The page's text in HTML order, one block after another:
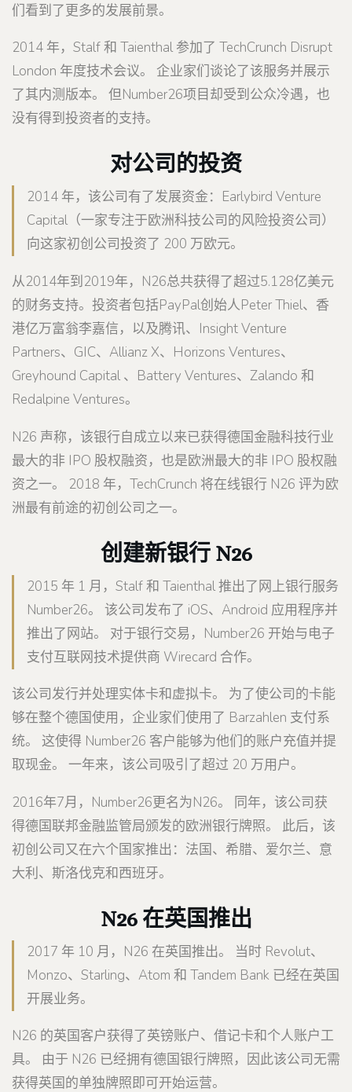
们看到了更多的发展前景。
2014 年，Stalf 和 Taienthal 参加了 TechCrunch Disrupt
London 年度技术会议。 企业家们谈论了该服务并展示
了其内测版本。 但Number26项目却受到公众冷遇，也
没有得到投资者的支持。
对公司的投资
2014 年，该公司有了发展资金：Earlybird Venture
Capital（一家专注于欧洲科技公司的风险投资公司）
向这家初创公司投资了 200 万欧元。
从2014年到2019年，N26总共获得了超过5.128亿美元
的财务支持。投资者包括PayPal创始人Peter Thiel、香
港亿万富翁李嘉信，以及腾讯、Insight Venture
Partners、GIC、Allianz X、Horizo​​ns Ventures、
Greyhound Capital 、Battery Ventures、Zalando 和
Redalpine Ventures。
N26 声称，该银行自成立以来已获得德国金融科技行业
最大的非 IPO 股权融资，也是欧洲最大的非 IPO 股权融
资之一。 2018 年，TechCrunch 将在线银行 N26 评为欧
洲最有前途的初创公司之一。
创建新银行 N26
2015 年 1 月，Stalf 和 Taienthal 推出了网上银行服务
Number26。 该公司发布了 iOS、Android 应用程序并
推出了网站。 对于银行交易，Number26 开始与电子
支付互联网技术提供商 Wirecard 合作。
该公司发行并处理实体卡和虚拟卡。 为了使公司的卡能
够在整个德国使用，企业家们使用了 Barzahlen 支付系
统。 这使得 Number26 客户能够为他们的账户充值并提
取现金。 一年来，该公司吸引了超过 20 万用户。
2016年7月，Number26更名为N26。 同年，该公司获
得德国联邦金融监管局颁发的欧洲银行牌照。 此后，该
初创公司又在六个国家推出：法国、希腊、爱尔兰、意
大利、斯洛伐克和西班牙。
N26 在英国推出
2017 年 10 月，N26 在英国推出。 当时 Revolut、
Monzo、Starling、Atom 和 Tandem Bank 已经在英国
开展业务。
N26 的英国客户获得了英镑账户、借记卡和个人账户工
具。 由于 N26 已经拥有德国银行牌照，因此该公司无需
获得英国的单独牌照即可开始运营。